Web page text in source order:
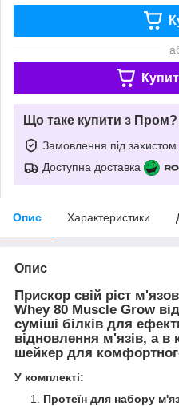
Що таке купити з Пром?
Замовлення під захистом
Доступна доставка
Опис Характеристики
Опис
Прискор свій ріст
Whey 80 Muscle Grow
суміші білків для
відновлення м'язів, а в
шейкер для
У комплекті:
Протеїн для набору